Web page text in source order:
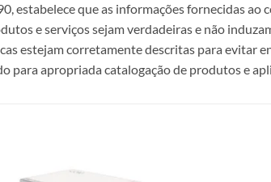
estabelece que as informações fornecidas ao
e serviços sejam verdadeiras e não
estejam corretamente descritas para evitar
para apropriada catalogação de produtos e